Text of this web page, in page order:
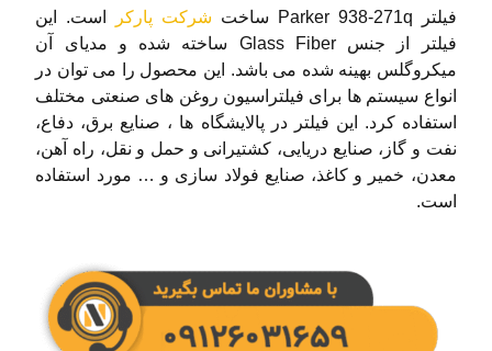
فیلتر Parker 938-271q ساخت شرکت پارکر
است. این
فیلتر از جنس Glass Fiber ساخته شده و مدیای آن
میکروگلس بهینه شده می باشد. این محصول را می توان در
انواع سیستم ها برای فیلتراسیون روغن های صنعتی مختلف
استفاده کرد. این فیلتر در پالایشگاه ها ، صنایع برق، دفاع،
نفت و گاز، صنایع دریایی، کشتیرانی و حمل و نقل، راه آهن،
معدن، خمیر و کاغذ، صنایع فولاد سازی و … مورد استفاده
است.